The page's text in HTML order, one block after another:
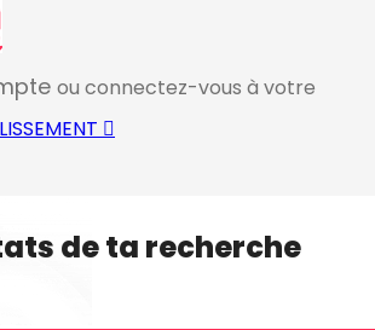
ou connectez-vous à votre
de ta recherche